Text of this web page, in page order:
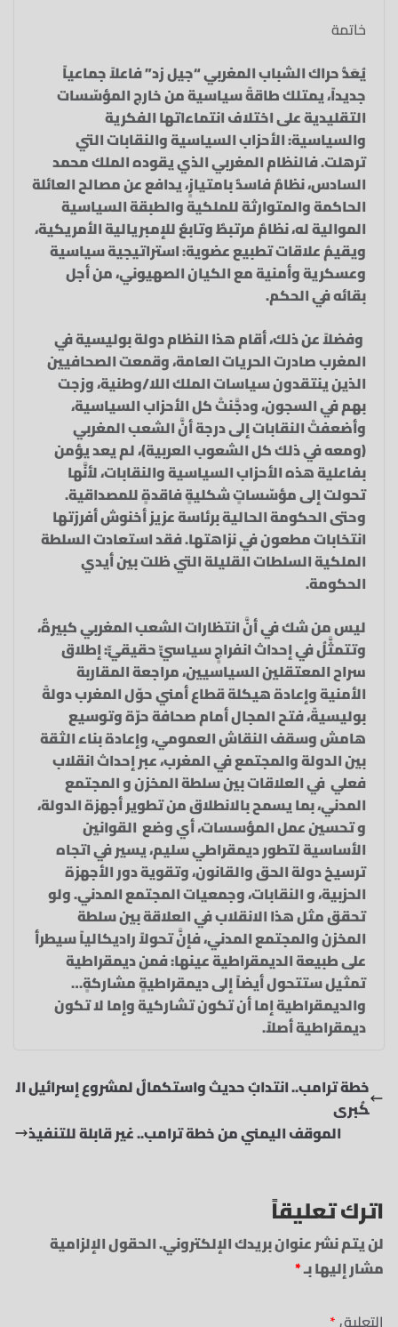
خاتمة
يُعَدُّ حراك الشباب المغربي “جيل زد” فاعلاً جماعياً
جديداً، يمتلك طاقةً سياسية من خارج المؤسّسات
التقليدية على اختلاف انتماءاتها الفكرية
والسياسية: الأحزاب السياسية والنقابات التي
ترهلت. فالنظام المغربي الذي يقوده الملك محمد
السادس، نظامٌ فاسدٌ بامتيازٍ، يدافع عن مصالح العائلة
الحاكمة والمتوارثة للملكية والطبقة السياسية
الموالية له، نظامٌ مرتبطٌ وتابعٌ للإمبريالية الأمريكية،
ويقيمُ علاقات تطبيع عضوية: استراتيجية سياسية
وعسكرية وأمنية مع الكيان الصهيوني، من أجل
بقائه في الحكم.
وفضلاً عن ذلك، أقام هذا النظام دولة بوليسية في
المغرب صادرت الحريات العامة، وقمعت الصحافيين
الذين ينتقدون سياسات الملك اللا/وطنية، وزجت
بهم في السجون، ودجَّنتْ كل الأحزاب السياسية،
وأضعفتْ النقابات إلى درجة أنَّ الشعب المغربي
(ومعه في ذلك كل الشعوب العربية)، لم يعد يؤمن
بفاعلية هذه الأحزاب السياسية والنقابات، لأنَّها
تحولت إلى مؤسّساتٍ شكليةٍ فاقدةٍ للمصداقية.
وحتى الحكومة الحالية برئاسة عزيز أخنوش أفرزتها
انتخابات مطعون في نزاهتها. فقد استعادت السلطة
الملكية السلطات القليلة التي ظلت بين أيدي
الحكومة.
ليس من شك في أنَّ انتظارات الشعب المغربي كبيرةٌ،
وتتمثَّلُ في إحداث انفراجٍ سياسيٍّ حقيقيٍّ: إطلاق
سراح المعتقلين السياسيين، مراجعة المقاربة
الأمنية وإعادة هيكلة قطاع أمني حوّل المغرب دولةً
بوليسيةً، فتح المجال أمام صحافة حرّة وتوسيع
هامش وسقف النقاش العمومي، وإعادة بناء الثقة
بين الدولة والمجتمع في المغرب، عبر إحداث انقلاب
فعلي في العلاقات بين سلطة المخزن و المجتمع
المدني، بما يسمح بالانطلاق من تطوير أجهزة الدولة،
و تحسين عمل المؤسسات، أي وضع القوانين
الأساسية لتطور ديمقراطي سليم، يسير في اتجاه
ترسيخ دولة الحق والقانون، وتقوية دور الأجهزة
الحزبية، و النقابات، وجمعيات المجتمع المدني. ولو
تحقق مثل هذا الانقلاب في العلاقة بين سلطة
المخزن والمجتمع المدني، فإنَّ تحولاً راديكالياً سيطرأ
على طبيعة الديمقراطية عينها: فمن ديمقراطية
تمثيل ستتحول أيضاً إلى ديمقراطيةٍ مشاركةٍ…
والديمقراطية إما أن تكون تشاركية وإما لا تكون
ديمقراطية أصلاً.
خطة ترامب.. انتدابٌ حديث واستكمالٌ لمشروع إسرائيل ال
كُبرى
الموقف اليمني من خطة ترامب.. غير قابلة للتنفيذ
اترك تعليقاً
لن يتم نشر عنوان بريدك الإلكتروني.الحقول الإلزامية
مشار إليها بـ*
التعليق*